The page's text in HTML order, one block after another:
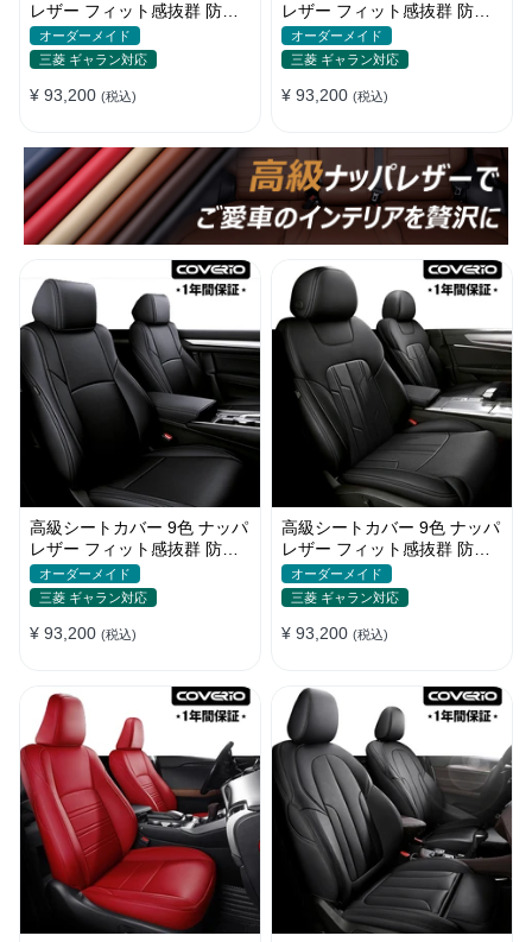
レザー フィット感抜群 防水
防汚 オーダーメイド 全席セ
ット
オーダーメイド
三菱 ギャラン対応
¥ 93,200 (税込)
レザー フィット感抜群 防水
防汚 オーダーメイド 全席セ
ット
オーダーメイド
三菱 ギャラン対応
¥ 93,200 (税込)
高級シートカバー 9色 ナッパ
レザー フィット感抜群 防水
防汚 オーダーメイド 全席セ
ット
オーダーメイド
三菱 ギャラン対応
¥ 93,200 (税込)
高級シートカバー 9色 ナッパ
レザー フィット感抜群 防水
防汚 オーダーメイド 全席セ
ット
オーダーメイド
三菱 ギャラン対応
¥ 93,200 (税込)